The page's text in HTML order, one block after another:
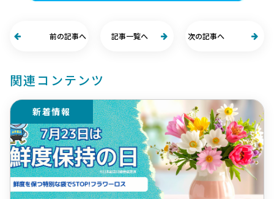
前の記事へ 記事一覧へ 次の記事へ
関連コンテンツ
新着情報